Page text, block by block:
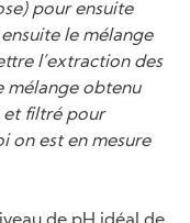
pour ensuite
le mélange
l’extraction des
mélange obtenu
et filtré pour
on est en mesure